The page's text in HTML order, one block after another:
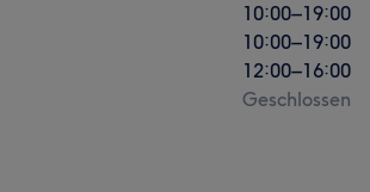
10:00–19:00
10:00–19:00
12:00–16:00
Geschlossen